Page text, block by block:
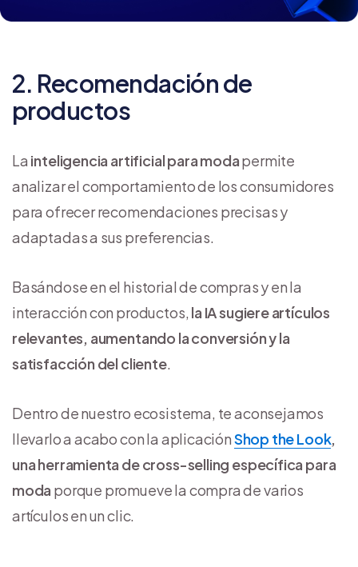
2. Recomendación de
productos
La inteligencia artificial para modapermite
analizar el comportamiento de los consumidores
para ofrecer recomendaciones precisas y
adaptadas a sus preferencias.
Basándose en el historial de compras y en la
interacción con productos, la IA sugiere artículos
relevantes, aumentando la conversión y la
satisfacción del cliente.
Dentro de nuestro ecosistema, te aconsejamos
llevarlo a acabo con la aplicaciónShop the Look,
una herramienta de cross-selling específica para
moda porque promueve la compra de varios
artículos en un clic.